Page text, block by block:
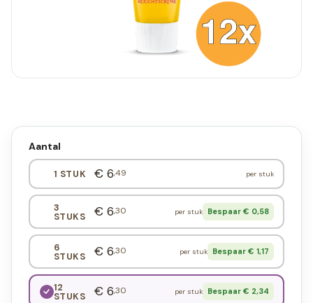
Aantal
1 STUK € 6,49 per stuk
3
STUKS € 6,30 per stuk Bespaar € 0,58
6
STUKS € 6,30 per stuk Bespaar € 1,17
12
STUKS € 6,30 per stuk Bespaar € 2,34